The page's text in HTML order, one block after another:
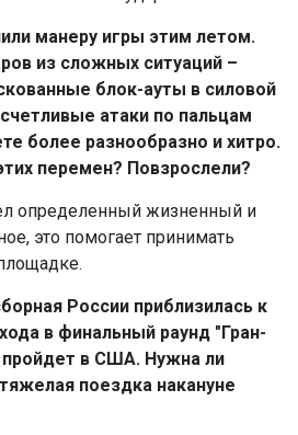
манеру игры этим летом.
из сложных ситуаций –
блок-ауты в силовой
атаки по пальцам
более разнообразно и хитро.
перемен? Повзрослели?
определенный жизненный и
это помогает принимать
России приблизилась к
в финальный раунд "Гран-
пройдет в США. Нужна ли
поездка накануне